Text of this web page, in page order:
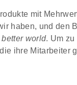
mit
haben, und
world. Um
ihre